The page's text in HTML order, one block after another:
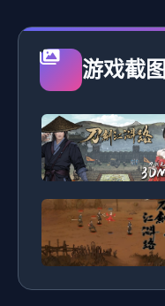
游戏截图